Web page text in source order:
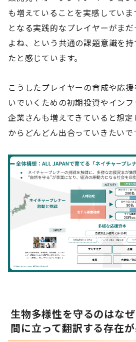
も増えていることを実感してい
となる実践的なプレイヤーがま
よね、という共通の課題意識を
たと感じています。
こうしたプレイヤーの育成や応
いでいくための初期投資やイン
企業さんも増えてきていると想
からどんどん出合っていきたいで
生物多様性を守るのはな
間に立って翻訳する存在